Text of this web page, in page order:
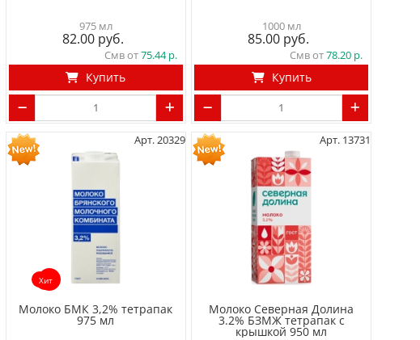
975 мл
82.00
Смв от75.44
Купить
1000 мл
85.00
Смв от78.20
Купить
Арт. 20329
Хит
Молоко БМК 3,2% тетрапак
975 мл
Арт. 13731
Молоко Северная Долина
3.2% БЗМЖ тетрапак с
крышкой 950 мл